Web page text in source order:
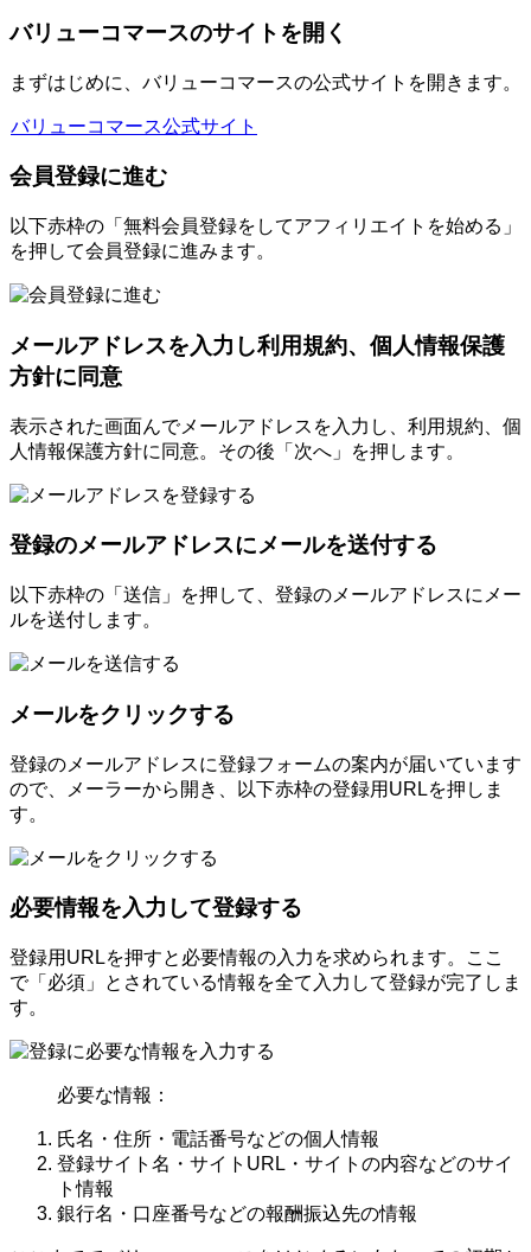
バリューコマースのサイトを開く
まずはじめに、バリューコマースの公式サイトを開きます。
バリューコマース公式サイト
会員登録に進む
以下赤枠の「無料会員登録をしてアフィリエイトを始める」
を押して会員登録に進みます。
メールアドレスを入力し利用規約、個人情報保護
方針に同意
表示された画面んでメールアドレスを入力し、利用規約、個
人情報保護方針に同意。その後「次へ」を押します。
登録のメールアドレスにメールを送付する
以下赤枠の「送信」を押して、登録のメールアドレスにメー
ルを送付します。
メールをクリックする
登録のメールアドレスに登録フォームの案内が届いています
ので、メーラーから開き、以下赤枠の登録用URLを押しま
す。
必要情報を入力して登録する
登録用URLを押すと必要情報の入力を求められます。ここ
で「必須」とされている情報を全て入力して登録が完了しま
す。
必要な情報：
氏名・住所・電話番号などの個人情報
登録サイト名・サイトURL・サイトの内容などのサイ
ト情報
銀行名・口座番号などの報酬振込先の情報